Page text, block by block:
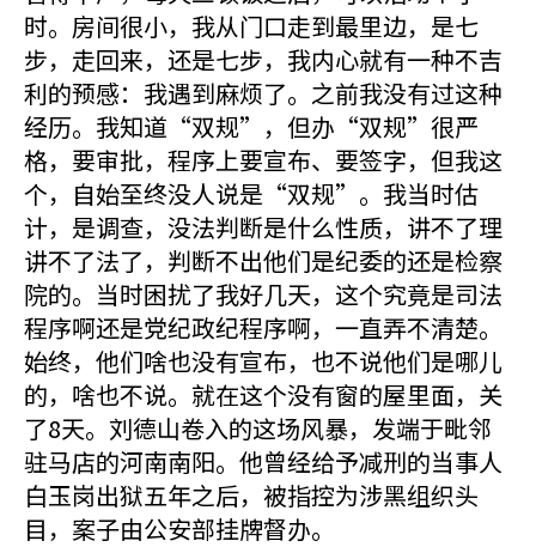
时。房间很小，我从门口走到最里边，是七
步，走回来，还是七步，我内心就有一种不吉
利的预感：我遇到麻烦了。之前我没有过这种
经历。我知道“双规”，但办“双规”很严
格，要审批，程序上要宣布、要签字，但我这
个，自始至终没人说是“双规”。我当时估
计，是调查，没法判断是什么性质，讲不了理
讲不了法了，判断不出他们是纪委的还是检察
院的。当时困扰了我好几天，这个究竟是司法
程序啊还是党纪政纪程序啊，一直弄不清楚。
始终，他们啥也没有宣布，也不说他们是哪儿
的，啥也不说。就在这个没有窗的屋里面，关
了8天。刘德山卷入的这场风暴，发端于毗邻
驻马店的河南南阳。他曾经给予减刑的当事人
白玉岗出狱五年之后，被指控为涉黑组织头
目，案子由公安部挂牌督办。